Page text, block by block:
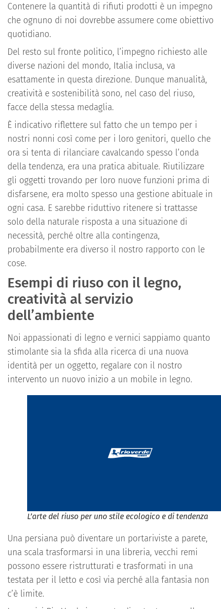
Contenere la quantità di rifiuti prodotti è un impegno
che ognuno di noi dovrebbe assumere come obiettivo
quotidiano.
Del resto sul fronte politico, l’impegno richiesto alle
diverse nazioni del mondo, Italia inclusa, va
esattamente in questa direzione. Dunque manualità,
creatività e sostenibilità sono, nel caso del riuso,
facce della stessa medaglia.
È indicativo riflettere sul fatto che un tempo per i
nostri nonni così come per i loro genitori, quello che
ora si tenta di rilanciare cavalcando spesso l’onda
della tendenza, era una pratica abituale. Riutilizzare
gli oggetti trovando per loro nuove funzioni prima di
disfarsene, era molto spesso una gestione abituale in
ogni casa. E sarebbe riduttivo ritenere si trattasse
solo della naturale risposta a una situazione di
necessità, perché oltre alla contingenza,
probabilmente era diverso il nostro rapporto con le
cose.
Esempi di riuso con il legno,
creatività al servizio
dell’ambiente
Noi appassionati di legno e vernici sappiamo quanto
stimolante sia la sfida alla ricerca di una nuova
identità per un oggetto, regalare con il nostro
intervento un nuovo inizio a un mobile in legno.
L’arte del riuso per uno stile ecologico e di tendenza
Una persiana può diventare un portariviste a parete,
una scala trasformarsi in una libreria, vecchi remi
possono essere ristrutturati e trasformati in una
testata per il letto e così via perché alla fantasia non
c’è limite.